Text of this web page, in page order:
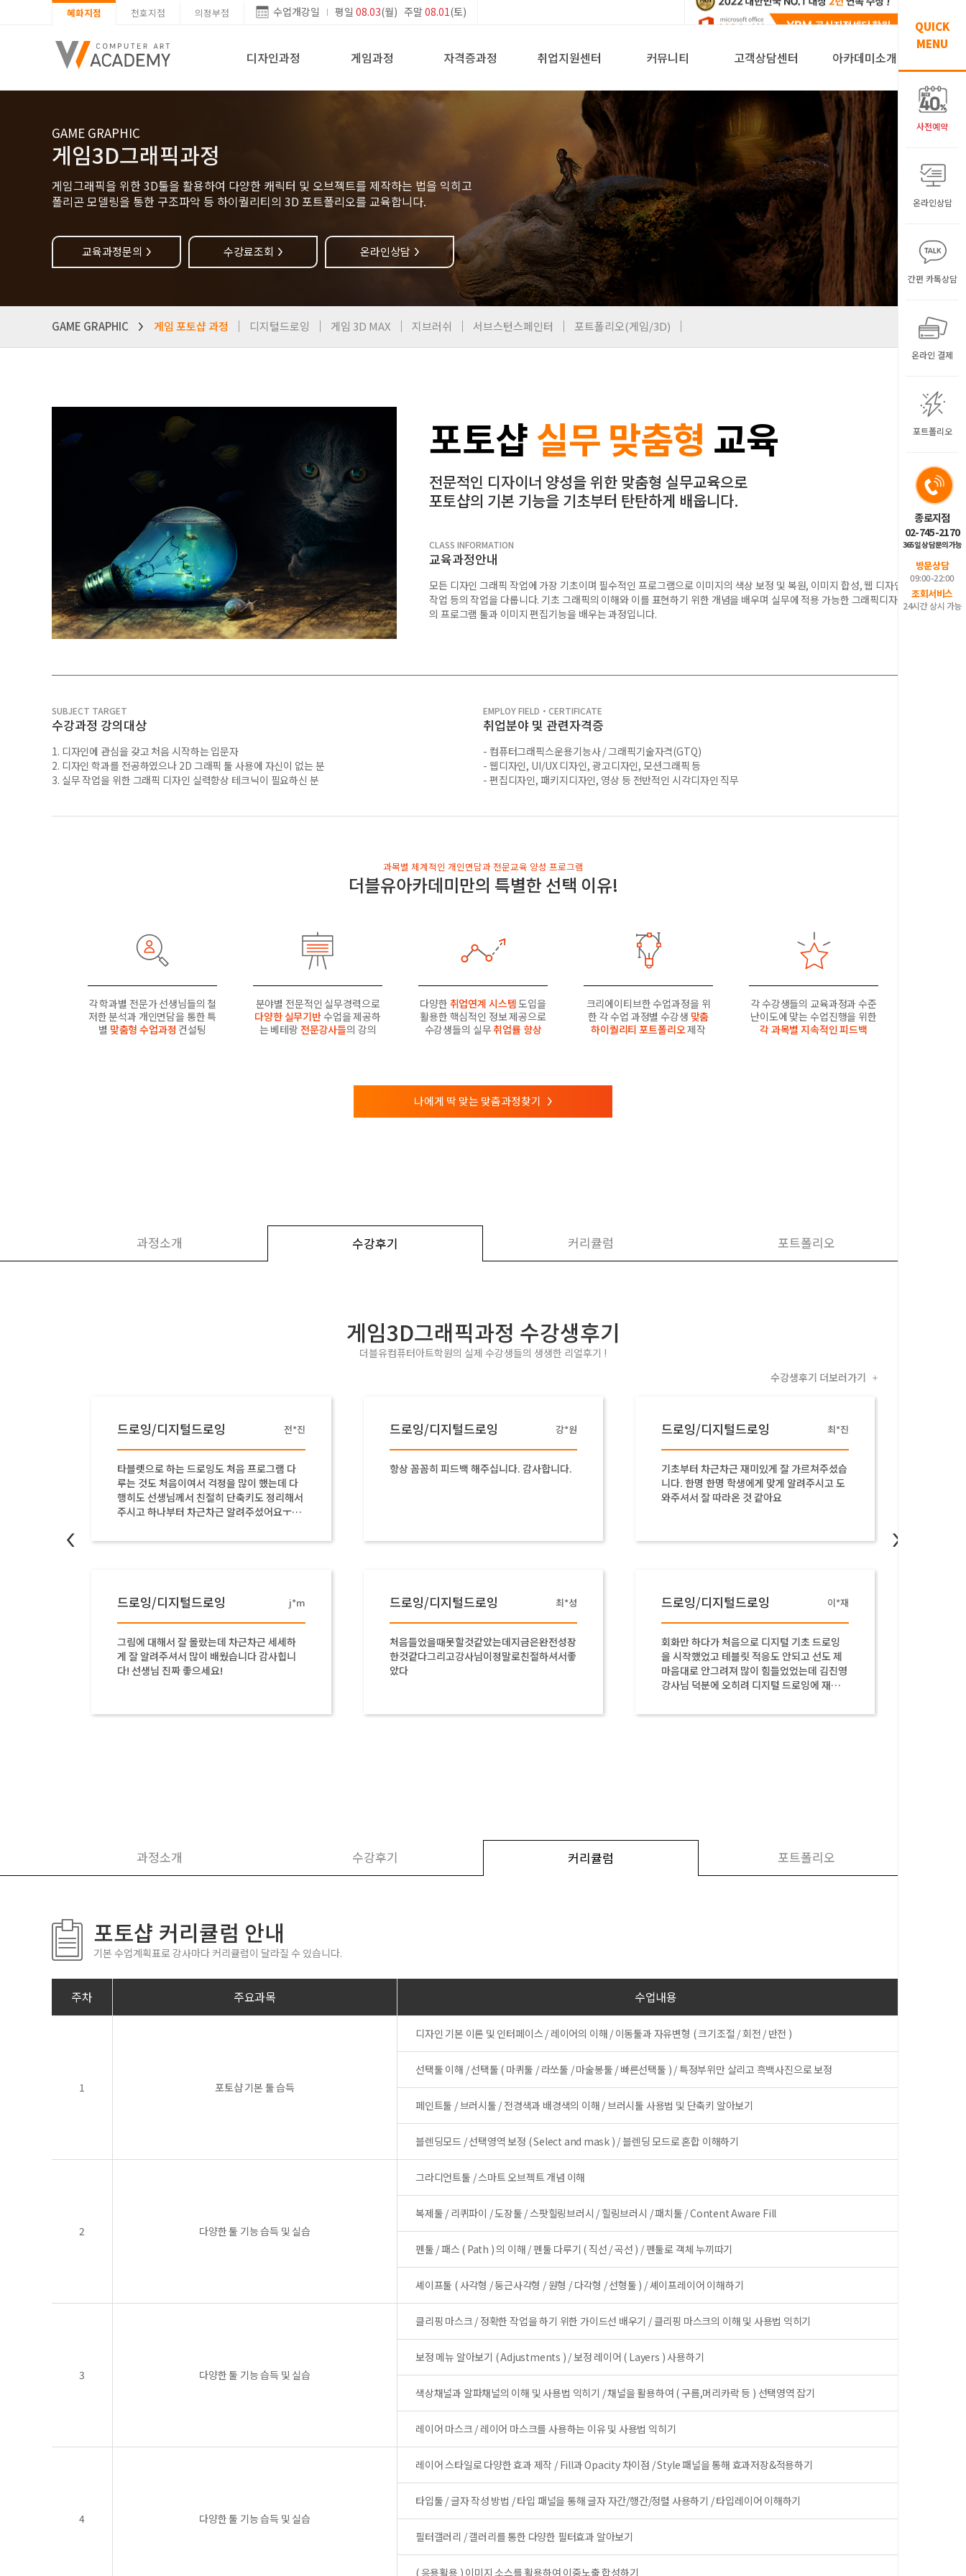
혜화지점 천호지점 의정부점 수업개강일 평일 08.03(월) 주말08.01(토)
디자인과정 게임과정 자격증과정 취업지원센터 커뮤니티 고객상담센터 아카데미소개
QUICK
MENU
사전예약
온라인상담
간편 카톡상담
온라인 결제
포트폴리오
종로지점
02-745-2170
365일 상담문의가능
방문상담
09:00-22:00
조회서비스
24시간 상시 가능
GAME GRAPHIC
게임3D그래픽과정
게임그래픽을 위한 3D툴을 활용하여 다양한 캐릭터 및 오브젝트를 제작하는 법을 익히고
폴리곤 모델링을 통한 구조파악 등 하이퀄리티의 3D 포트폴리오를 교육합니다.
교육과정문의 > 수강료조회 > 온라인상담 >
GAME GRAPHIC > 게임 포토샵 과정 디지털드로잉 게임 3D MAX 지브러쉬 서브스턴스페인터 포트폴리오(게임/3D)
포토샵실무 맞춤형 교육
전문적인 디자이너 양성을 위한 맞춤형 실무교육으로
포토샵의 기본 기능을 기초부터 탄탄하게 배웁니다.
CLASS INFORMATION
교육과정안내
모든 디자인 그래픽 작업에 가장 기초이며 필수적인 프로그램으로 이미지의 색상 보정 및 복원, 이미지 합성, 웹 디자인
작업 등의 작업을 다룹니다. 기초 그래픽의 이해와 이를 표현하기 위한 개념을 배우며 실무에 적용 가능한 그래픽디자인
의 프로그램 툴과 이미지 편집기능을 배우는 과정입니다.
SUBJECT TARGET
수강과정 강의대상
1. 디자인에 관심을 갖고 처음 시작하는 입문자
2. 디자인 학과를 전공하였으나 2D 그래픽 툴 사용에 자신이 없는 분
3. 실무 작업을 위한 그래픽 디자인 실력향상 테크닉이 필요하신 분
EMPLOY FIELD・CERTIFICATE
취업분야 및 관련자격증
- 컴퓨터그래픽스운용기능사 / 그래픽기술자격(GTQ)
- 웹디자인, UI/UX 디자인, 광고디자인, 모션그래픽 등
- 편집디자인, 패키지디자인, 영상 등 전반적인 시각디자인 직무
과목별 체계적인 개인면담과 전문교육 양성 프로그램
더블유아카데미만의 특별한 선택 이유!
각 학과별 전문가 선생님들의 철
저한 분석과 개인면담을 통한 특
별 맞춤형 수업과정 컨설팅
분야별 전문적인 실무경력으로
다양한 실무기반수업을 제공하
는 베테랑 전문강사들의 강의
다양한 취업연계 시스템도입을
활용한 핵심적인 정보 제공으로
수강생들의 실무취업률 향상
크리에이티브한 수업과정을 위
한 각 수업 과정별 수강생 맞춤
하이퀄리티 포트폴리오제작
각 수강생들의 교육과정과 수준
난이도에 맞는 수업진행을 위한
각 과목별 지속적인 피드백
나에게 딱 맞는 맞춤과정찾기 >
과정소개 수강후기 커리큘럼 포트폴리오
게임3D그래픽과정 수강생후기
더블유컴퓨터아트학원의 실제 수강생들의 생생한 리얼후기 !
수강생후기 더보러가기
+
드로잉/디지털드로잉 전*진
타블렛으로 하는 드로잉도 처음 프로그램 다
루는 것도 처음이여서 걱정을 많이 했는데 다
행히도 선생님께서 친절히 단축키도 정리해서
주시고 하나부터 차근차근 알려주셨어요ㅜㅜ
뿌듯하기도 했답니다 ㅎㅎ 아직 갈길이 멀지
드로잉/디지털드로잉 j*m
그림에 대해서 잘 몰랐는데 차근차근 세세하
게 잘 알려주셔서 많이 배웠습니다 감사힙니
다! 선생님 진짜 좋으세요!
드로잉/디지털드로잉 강*원
항상 꼼꼼히 피드백 해주십니다. 감사합니다.
드로잉/디지털드로잉 최*성
처음들었을때못할것같았는데지금은완전성장
한것같다그리고강사님이정말로친절하셔서좋
았다
드로잉/디지털드로잉 최*진
기초부터 차근차근 재미있게 잘 가르쳐주셨습
니다. 한명 한명 학생에게 맞게 알려주시고 도
와주셔서 잘 따라온 것 같아요
드로잉/디지털드로잉 이*재
회화만 하다가 처음으로 디지털 기초 드로잉
을 시작했었고 테블릿 적응도 안되고 선도 제
마음대로 안그려져 많이 힘들었었는데 김진영
강사님 덕분에 오히려 디지털 드로잉에 재미
층 더 업그레이드가 된 것 같습니다.
< >
과정소개 수강후기 커리큘럼 포트폴리오
포토샵 커리큘럼 안내
기본 수업계획표로 강사마다 커리큘럼이 달라질 수 있습니다.
주차 주요과목 수업내용
1 포토샵 기본 툴 습득
디자인 기본 이론 및 인터페이스 / 레이어의 이해 / 이동툴과 자유변형 ( 크기조절 / 회전 / 반전 )
선택툴 이해 / 선택툴 ( 마퀴툴 / 라쏘툴 / 마술봉툴 / 빠른선택툴 ) / 특정부위만 살리고 흑백사진으로 보정
페인트툴 / 브러시툴 / 전경색과 배경색의 이해 / 브러시툴 사용법 및 단축키 알아보기
블렌딩모드 / 선택영역 보정 ( Select and mask ) / 블렌딩 모드로 혼합 이해하기
2 다양한 툴 기능 습득 및 실습
그라디언트툴 / 스마트 오브젝트 개념 이해
복제툴 / 리퀴파이 / 도장툴 / 스팟힐링브러시 / 힐링브러시 / 패치툴 / Content Aware Fill
펜툴 / 패스 ( Path ) 의 이해 / 펜툴 다루기 ( 직선 / 곡선 ) / 펜툴로 객체 누끼따기
셰이프툴 ( 사각형 / 둥근사각형 / 원형 / 다각형 / 선형툴 ) / 셰이프레이어 이해하기
3 다양한 툴 기능 습득 및 실습
클리핑 마스크 / 정확한 작업을 하기 위한 가이드선 배우기 / 클리핑 마스크의 이해 및 사용법 익히기
보정 메뉴 알아보기 ( Adjustments ) / 보정 레이어 ( Layers ) 사용하기
색상채널과 알파채널의 이해 및 사용법 익히기 / 채널을 활용하여 ( 구름,머리카락 등 ) 선택영역 잡기
레이어 마스크 / 레이어 마스크를 사용하는 이유 및 사용법 익히기
4 다양한 툴 기능 습득 및 실습
레이어 스타일로 다양한 효과 제작 / Fill과 Opacity 차이점 / Style 패널을 통해 효과저장&적용하기
타입툴 / 글자 작성 방법 / 타입 패널을 통해 글자 자간/행간/정렬 사용하기 / 타입레이어 이해하기
필터갤러리 / 갤러리를 통한 다양한 필터효과 알아보기
( 응용활용 ) 이미지 소스를 활용하여 이중노출 합성하기